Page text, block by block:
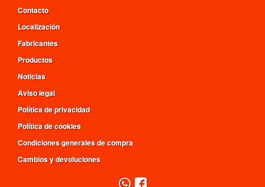
Contacto
Localización
Fabricantes
Productos
Noticias
Aviso legal
Política de privacidad
Política de cookies
Condiciones generales de compra
Cambios y devoluciones